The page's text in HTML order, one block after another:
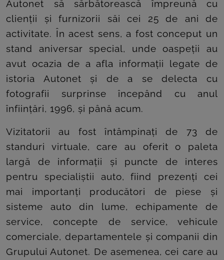
Autonet să sărbătorească împreună cu
clienții și furnizorii săi cei 25 de ani de
activitate. În acest sens, a fost conceput un
stand aniversar special, unde oaspeții au
avut ocazia de a afla informații legate de
istoria Autonet și de a se delecta cu
fotografii surprinse începând cu anul
înființări, 1996, și până acum.
Vizitatorii au fost întâmpinați de 73 de
standuri virtuale, care au oferit o paleta
largă de informații și puncte de interes
pentru specialiștii auto, fiind prezenți cei
mai importanți producători de piese și
sisteme auto din lume, echipamente de
service, concepte de service, vehicule
comerciale, departamentele și companii din
Grupului Autonet. De asemenea, cei care au